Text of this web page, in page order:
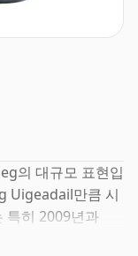
의 대규모 표현입
Uigeadail만큼 시
특히 2009년과
해의 세계 위스키